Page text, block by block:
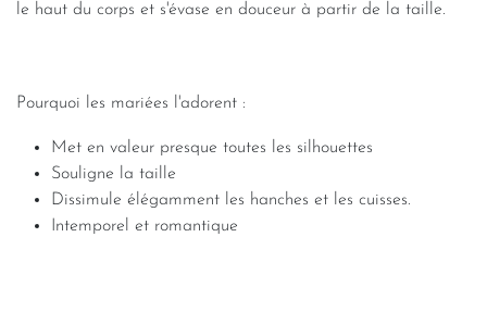
le haut du corps et s'évase en douceur à partir de la taille.
Pourquoi les mariées l'adorent :
Met en valeur presque toutes les silhouettes
Souligne la taille
Dissimule élégamment les hanches et les cuisses.
Intemporel et romantique